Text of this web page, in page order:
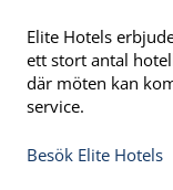
Elite Hotels
ett stort antal
där möten kan
service.
Besök Elite Hotels